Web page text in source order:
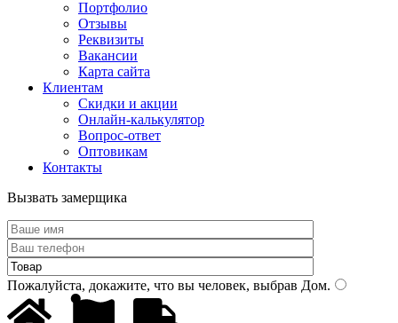
Портфолио
Отзывы
Реквизиты
Вакансии
Карта сайта
Клиентам
Скидки и акции
Онлайн-калькулятор
Вопрос-ответ
Оптовикам
Контакты
Вызвать замерщика
Пожалуйста, докажите, что вы человек, выбрав Дом.